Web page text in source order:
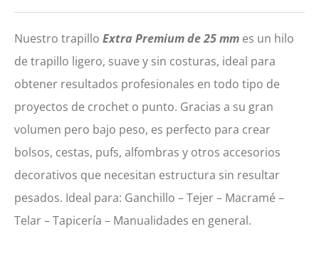
Nuestro trapillo Extra Premium de 25 mm es un hilo
de trapillo ligero, suave y sin costuras, ideal para
obtener resultados profesionales en todo tipo de
proyectos de crochet o punto. Gracias a su gran
volumen pero bajo peso, es perfecto para crear
bolsos, cestas, pufs, alfombras y otros accesorios
decorativos que necesitan estructura sin resultar
pesados. Ideal para: Ganchillo – Tejer – Macramé –
Telar – Tapicería – Manualidades en general.